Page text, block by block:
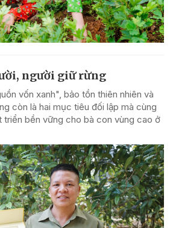
người giữ rừng
vốn xanh", bảo tồn thiên nhiên và
còn là hai mục tiêu đối lập mà cùng
triển bền vững cho bà con vùng cao ở